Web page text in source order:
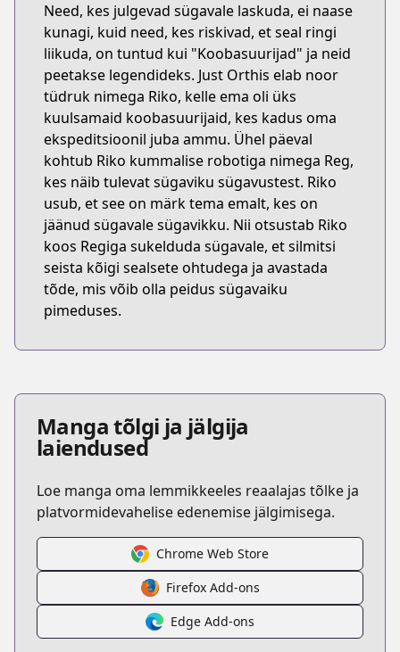
Need, kes julgevad sügavale laskuda, ei naase
kunagi, kuid need, kes riskivad, et seal ringi
liikuda, on tuntud kui "Koobasuurijad" ja neid
peetakse legendideks. Just Orthis elab noor
tüdruk nimega Riko, kelle ema oli üks
kuulsamaid koobasuurijaid, kes kadus oma
ekspeditsioonil juba ammu. Ühel päeval
kohtub Riko kummalise robotiga nimega Reg,
kes näib tulevat sügaviku sügavustest. Riko
usub, et see on märk tema emalt, kes on
jäänud sügavale sügavikku. Nii otsustab Riko
koos Regiga sukelduda sügavale, et silmitsi
seista kõigi sealsete ohtudega ja avastada
tõde, mis võib olla peidus sügavaiku
pimeduses.
Manga tõlgi ja jälgija
laiendused
Loe manga oma lemmikkeeles reaalajas tõlke ja
platvormidevahelise edenemise jälgimisega.
Chrome Web Store
Firefox Add-ons
Edge Add-ons